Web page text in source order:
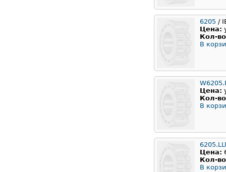
6205 /
Цена:
Кол-
В
Цена:
Кол-
В
Цена:
Кол-
В